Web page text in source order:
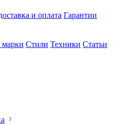
и оплата Гарантии
марки Стили Техники Статьи